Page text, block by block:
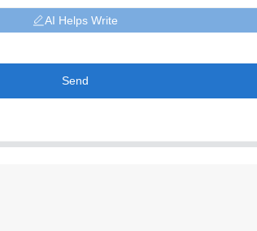
AI Helps Write
Send